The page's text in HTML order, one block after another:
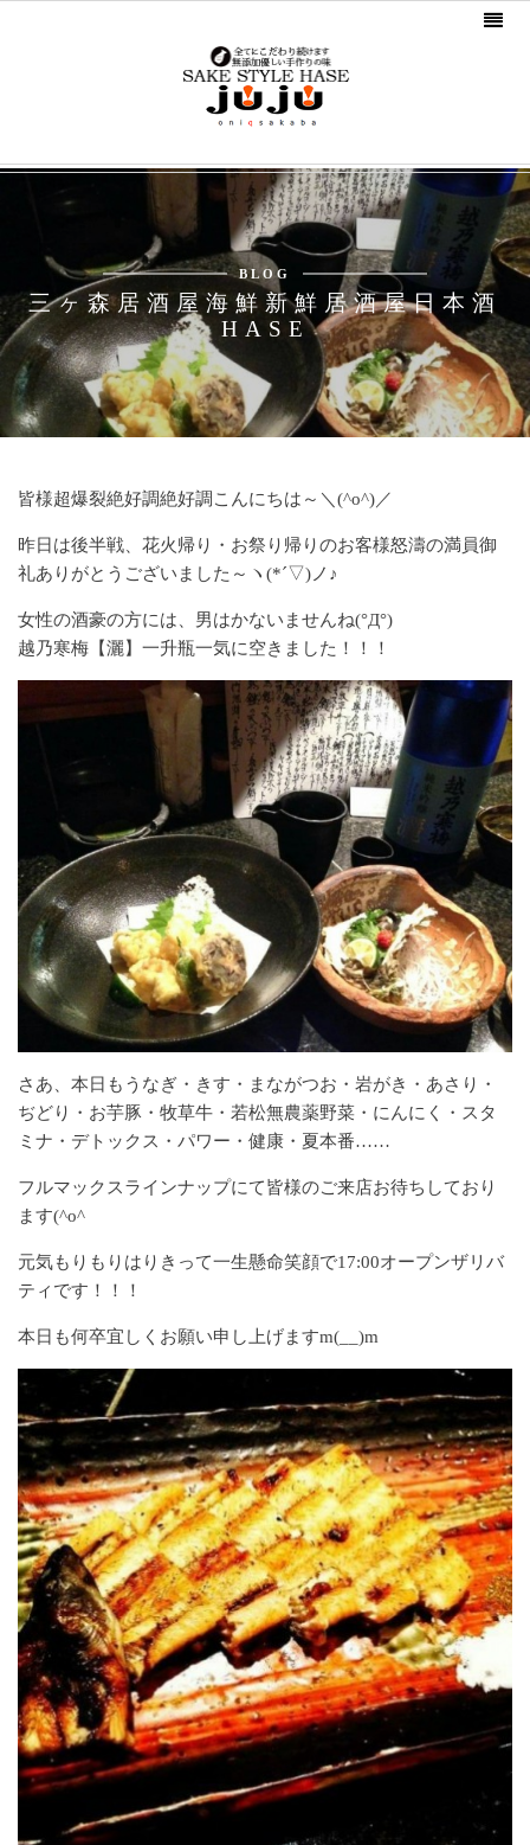
BLOG
三ヶ森居酒屋海鮮新鮮居酒屋日本酒
HASE
皆様超爆裂絶好調絶好調こんにちは～＼(^o^)／
昨日は後半戦、花火帰り・お祭り帰りのお客様怒濤の満員御
礼ありがとうございました～ヽ(*´▽)ノ♪
女性の酒豪の方には、男はかないませんね(°Д°)
越乃寒梅【灑】一升瓶一気に空きました！！！
さあ、本日もうなぎ・きす・まながつお・岩がき・あさり・
ぢどり・お芋豚・牧草牛・若松無農薬野菜・にんにく・スタ
ミナ・デトックス・パワー・健康・夏本番……
フルマックスラインナップにて皆様のご来店お待ちしており
ます(^o^ゞ
元気もりもりはりきって一生懸命笑顔で17:00オープンザリバ
ティです！！！
本日も何卒宜しくお願い申し上げますm(__)m